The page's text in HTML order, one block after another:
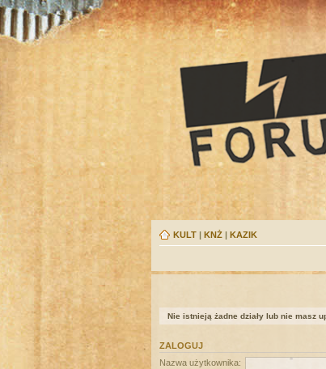
KULT | KNŻ | KAZIK
Nie istnieją żadne działy lub nie masz
ZALOGUJ
Nazwa użytkownika: